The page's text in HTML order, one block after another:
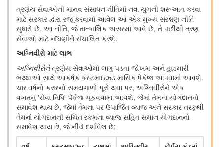
ત્રણેય સેવાઓની માનવ સંસાધન નીતિમાં નવા યુગની શરૂઆત કરવા
માટે સરકાર દ્વારા રજૂ કરવામાં આવેલ આ એક મુખ્ય સંરક્ષણ નીતિ
સુધારો છે. આ નીતિ, જે તાત્કાલિક અસરમાં આવે છે, તે પછીથી ત્રણ
સેવાઓ માટે નોંધણીને સંચાલિત કરશે.
અગ્નિવીરો માટે લાભ
અગ્નિવીરોનેત્રણેય સેવાઓમાં લાગુ પડતા જોખમ અને હાડમારી
ભથ્થાઓ સાથે આકર્ષક કસ્ટમાઇઝ્ડ માસિક પેકેજ આપવામાં આવશે.
ચાર વર્ષનો કરારનો સમયગાળો પૂરો થવા પર, અગ્નિવીરોને એક
વખતનું 'સેવા નિધિ' પૅકેજ ચૂકવવામાં આવશે, જેમાં તેમના યોગદાનનો
સમાવેશ થાય છે, જેમાં તેમના પર ઉપાર્જિત વ્યાજ અને સરકાર તરફથી
તેમનાં યોગદાનની સંચિત રકમના વ્યાજ સહિત સમાન યોગદાનનો
સમાવેશ થાય છે, જે નીચે દર્શાવેલ છે: